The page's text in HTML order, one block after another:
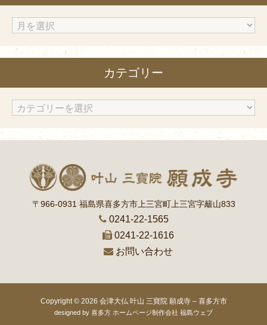
ア
カ
ブ
カテゴリー
カ
ゴ
〒966-0931 福島県喜多方市上三宮町上三宮字籬山833
0241-22-1565
0241-22-1616
お問い合わせ
Copyright © 2026 会津大仏 叶山 三寶院 願成寺 – 喜多方市
designed by 喜多方 ホームページ制作会社 福島ウェブ